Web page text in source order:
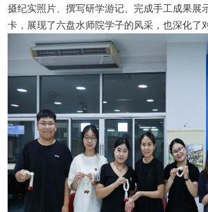
摄纪实照片、撰写研学游记、完成手工成果展
卡，展现了六盘水师院学子的风采，也深化了